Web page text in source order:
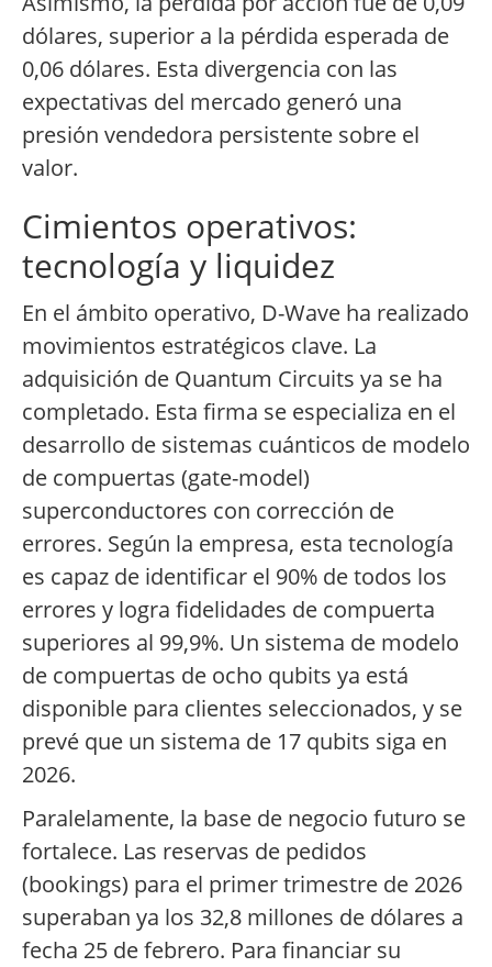
dólares, superior a la pérdida esperada de
0,06 dólares. Esta divergencia con las
expectativas del mercado generó una
presión vendedora persistente sobre el
valor.
Cimientos operativos:
tecnología y liquidez
En el ámbito operativo, D-Wave ha realizado
movimientos estratégicos clave. La
adquisición de Quantum Circuits ya se ha
completado. Esta firma se especializa en el
desarrollo de sistemas cuánticos de modelo
de compuertas (gate-model)
superconductores con corrección de
errores. Según la empresa, esta tecnología
es capaz de identificar el 90% de todos los
errores y logra fidelidades de compuerta
superiores al 99,9%. Un sistema de modelo
de compuertas de ocho qubits ya está
disponible para clientes seleccionados, y se
prevé que un sistema de 17 qubits siga en
2026.
Paralelamente, la base de negocio futuro se
fortalece. Las reservas de pedidos
(bookings) para el primer trimestre de 2026
superaban ya los 32,8 millones de dólares a
fecha 25 de febrero. Para financiar su